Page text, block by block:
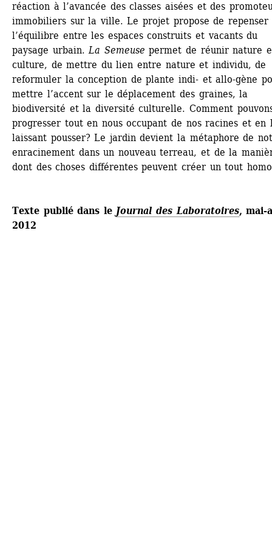
réaction à l’avancée des classes aisées et des
immobiliers sur la ville. Le projet propose de repenser
l’équilibre entre les espaces construits et vacants du
paysage urbain. La Semeuse permet de réunir nature
culture, de mettre du lien entre nature et individu, de
reformuler la conception de plante indi- et allo-gène
mettre l’accent sur le déplacement des graines, la
biodiversité et la diversité culturelle. Comment
progresser tout en nous occupant de nos racines et en
laissant pousser? Le jardin devient la métaphore de
enracinement dans un nouveau terreau, et de la
dont des choses différentes peuvent créer un tout
Texte publié dans le Journal des Laboratoires, mai-
2012